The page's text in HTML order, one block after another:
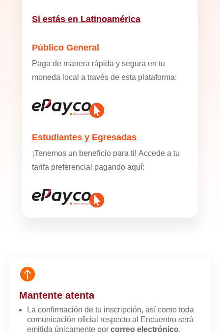
Si estás en Latinoamérica
Público General
Paga de manera rápida y segura en tu
moneda local a través de esta plataforma:

Estudiantes y Egresadas
¡Tenemos un beneficio para ti! Accede a tu
tarifa preferencial pagando aquí:


Mantente atenta
La confirmación de tu inscripción, así como toda
comunicación oficial respecto al Encuentro será
emitida únicamente por correo electrónico.